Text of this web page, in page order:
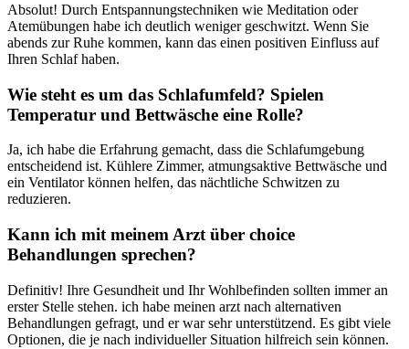
Absolut! Durch Entspannungstechniken wie Meditation oder
Atemübungen habe ich deutlich weniger geschwitzt. Wenn Sie
abends zur Ruhe kommen, ‌kann das einen positiven Einfluss auf
Ihren Schlaf haben.
Wie steht es⁣ um das Schlafumfeld? Spielen
Temperatur und Bettwäsche eine ⁢Rolle?
Ja, ich habe die Erfahrung gemacht, dass die Schlafumgebung
entscheidend⁣ ist. Kühlere Zimmer, ⁤atmungsaktive ⁤Bettwäsche und
‍ein Ventilator‌ können helfen, das nächtliche Schwitzen⁤ zu
reduzieren.
Kann ich mit meinem Arzt‌ über choice
Behandlungen sprechen?
Definitiv! Ihre Gesundheit⁤ und Ihr ‌Wohlbefinden sollten immer an
erster Stelle stehen. ich habe meinen arzt nach alternativen‌
Behandlungen gefragt, und er war sehr unterstützend. Es gibt viele
Optionen, die‍ je nach individueller ​Situation hilfreich sein können.